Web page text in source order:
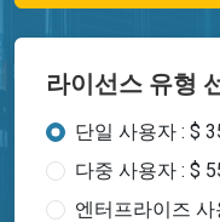
라이선스 유형
단일 사용자 : $
다중 사용자 : $
엔터프라이즈